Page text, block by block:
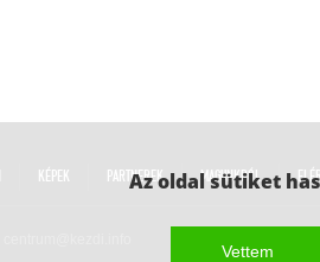
KÉPEK PARTNEREK MAGUNKRÓL
Az oldal sütiket
Vettem